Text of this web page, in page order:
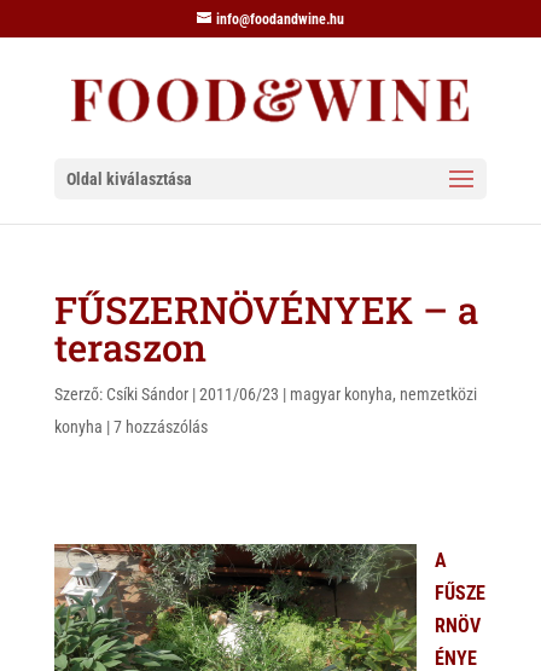
info@foodandwine.hu
Oldal kiválasztása
FŰSZERNÖVÉNYEK – a
teraszon
Szerző: Csíki Sándor|2011/06/23 | magyar konyha, nemzetközi
konyha |7 hozzászólás
A
FŰSZE
RNÖV
ÉNYE